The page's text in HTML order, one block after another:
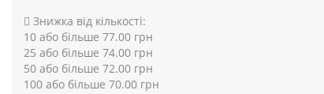
Знижка від кількості:
10 або більше 77.00 грн
25 або більше 74.00 грн
50 або більше 72.00 грн
100 або більше 70.00 грн